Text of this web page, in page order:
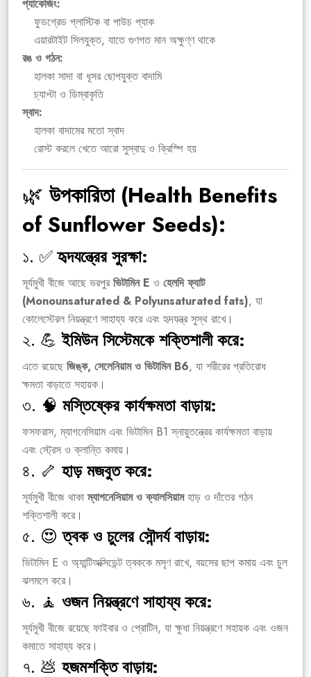
প্যাকেজিং:
ফুডগ্রেড প্লাস্টিক বা পাউচ প্যাক
এয়ারটাইট সিলযুক্ত, যাতে গুণগত মান অক্ষুণ্ণ থাকে
রঙ ও গঠন:
হালকা সাদা বা ধূসর ছোপযুক্ত বাদামি
চ্যাপ্টা ও ডিম্বাকৃতি
স্বাদ:
হালকা বাদামের মতো স্বাদ
রোস্ট করলে খেতে আরো সুস্বাদু ও ক্রিস্পি হয়
🌿 উপকারিতা (Health Benefits
of Sunflower Seeds):
১. ✅হৃদযন্ত্রের সুরক্ষা:
সূর্যমুখী বীজে আছে ভরপুরভিটামিন E ও হেলদি ফ্যাট
(Monounsaturated & Polyunsaturated fats), যা
কোলেস্টেরল নিয়ন্ত্রণে সাহায্য করে এবং হৃদযন্ত্র সুস্থ রাখে।
২. 💪ইমিউন সিস্টেমকে শক্তিশালী করে:
এতে রয়েছে জিঙ্ক, সেলেনিয়াম ও ভিটামিন B6, যা শরীরের প্রতিরোধ
ক্ষমতা বাড়াতে সহায়ক।
৩. 🧠 মস্তিষ্কের কার্যক্ষমতা বাড়ায়:
ফসফরাস, ম্যাগনেসিয়াম এবং ভিটামিন B1 স্নায়ুতন্ত্রের কার্যক্ষমতা বাড়ায়
এবং স্ট্রেস ও ক্লান্তি কমায়।
৪. 🦴 হাড় মজবুত করে:
সূর্যমুখী বীজে থাকাম্যাগনেসিয়াম ও ক্যালসিয়ামহাড় ও দাঁতের গঠন
শক্তিশালী করে।
৫. 😍ত্বক ও চুলের সৌন্দর্য বাড়ায়:
ভিটামিন E ও অ্যান্টিঅক্সিডেন্ট ত্বককে মসৃণ রাখে, বয়সের ছাপ কমায় এবং চুল
ঝলমলে করে।
৬. 🧘 ওজন নিয়ন্ত্রণে সাহায্য করে:
সূর্যমুখী বীজে রয়েছে ফাইবার ও প্রোটিন, যা ক্ষুধা নিয়ন্ত্রণে সহায়ক এবং ওজন
কমাতে সাহায্য করে।
৭. 💩 হজমশক্তি বাড়ায়: